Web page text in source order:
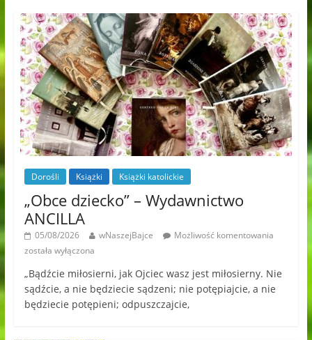
Dorośli Książki Książki katolickie
„Obce dziecko” – Wydawnictwo
ANCILLA
05/08/2026 wNaszejBajce
Możliwość komentowania
została wyłączona
„Bądźcie miłosierni, jak Ojciec wasz jest miłosierny. Nie
sądźcie, a nie będziecie sądzeni; nie potępiajcie, a nie
będziecie potępieni; odpuszczajcie,